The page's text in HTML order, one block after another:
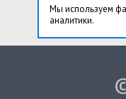
Мы используем
аналитики.